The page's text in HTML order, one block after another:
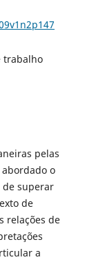
trabalho
pelas
o
de superar
de
relações de
a